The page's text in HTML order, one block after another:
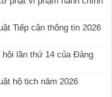
Tiếp cận thông tin 2026
lần thứ 14 của Đảng
hộ tịch năm 2026